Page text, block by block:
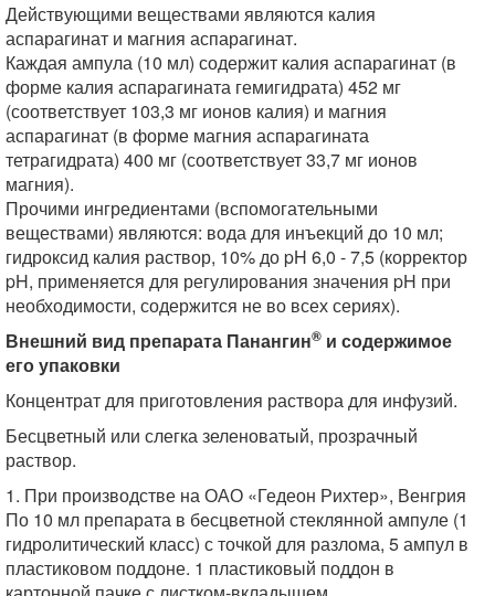
Действующими веществами являются калия
аспарагинат и магния аспарагинат.
Каждая ампула (10 мл) содержит калия аспарагинат (в
форме калия аспарагината гемигидрата) 452 мг
(соответствует 103,3 мг ионов калия) и магния
аспарагинат (в форме магния аспарагината
тетрагидрата) 400 мг (соответствует 33,7 мг ионов
магния).
Прочими ингредиентами (вспомогательными
веществами) являются: вода для инъекций до 10 мл;
гидроксид калия раствор, 10% до pH 6,0 - 7,5 (корректор
pH, применяется для регулирования значения pH при
необходимости, содержится не во всех сериях).
Внешний вид препарата Панангин® и содержимое
его упаковки
Концентрат для приготовления раствора для инфузий.
Бесцветный или слегка зеленоватый, прозрачный
раствор.
1. При производстве на ОАО «Гедеон Рихтер», Венгрия
По 10 мл препарата в бесцветной стеклянной ампуле (1
гидролитический класс) с точкой для разлома, 5 ампул в
пластиковом поддоне. 1 пластиковый поддон в